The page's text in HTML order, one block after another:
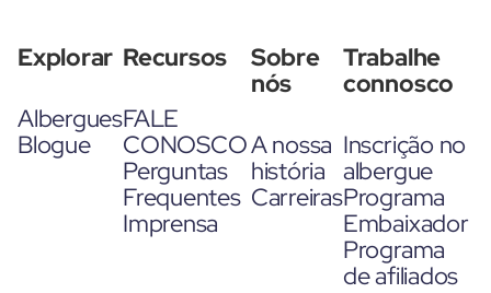
Explorar
Albergues
Blogue
Recursos
FALE
CONOSCO
Perguntas
Frequentes
Imprensa
Sobre
nós
A nossa
história
Carreiras
Trabalhe
connosco
Inscrição no
albergue
Programa
Embaixador
Programa
de afiliados